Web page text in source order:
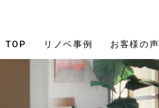
TOP リノベ事例 お客様の声